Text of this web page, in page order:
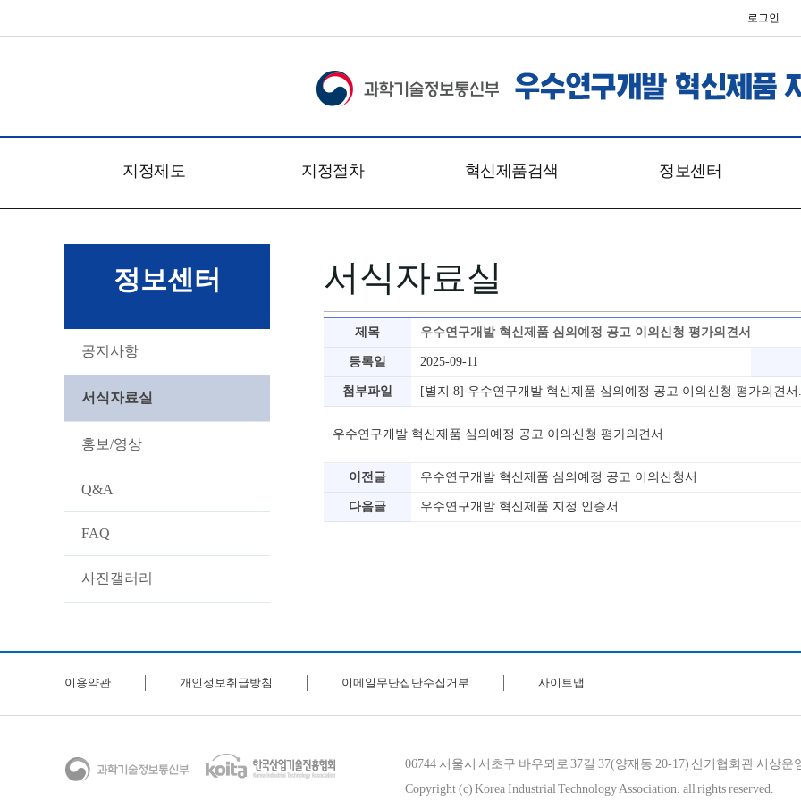
로그인
지정제도
개요
문의처
찾아오시는 길
지정절차
신청접수
심사절차
심사방법
심사기준
혁신제품검색
지정업체/제품
정보센터
공지사항
FAQ
정보센터
공지사항
서식자료실
홍보/영상
Q&A
FAQ
사진갤러리
서식자료실
제목 우수연구개발 혁신제품 심의예정 공고 이의신청 평가의견서
등록일 2025-09-11
첨부파일 [별지 8] 우수연구개발 혁신제품 심의예정 공고 이의신청 평가의견서
우수연구개발 혁신제품 심의예정 공고 이의신청 평가의견서
이전글 우수연구개발 혁신제품 심의예정 공고 이의신청서
다음글 우수연구개발 혁신제품 지정 인증서
이용약관 개인정보취급방침 이메일무단집단수집거부 사이트맵
06744 서울시 서초구 바우뫼로 37길 37(양재동 20-17) 산기협회관 시상운
Copyright (c) Korea Industrial Technology Association. all rights reserved.